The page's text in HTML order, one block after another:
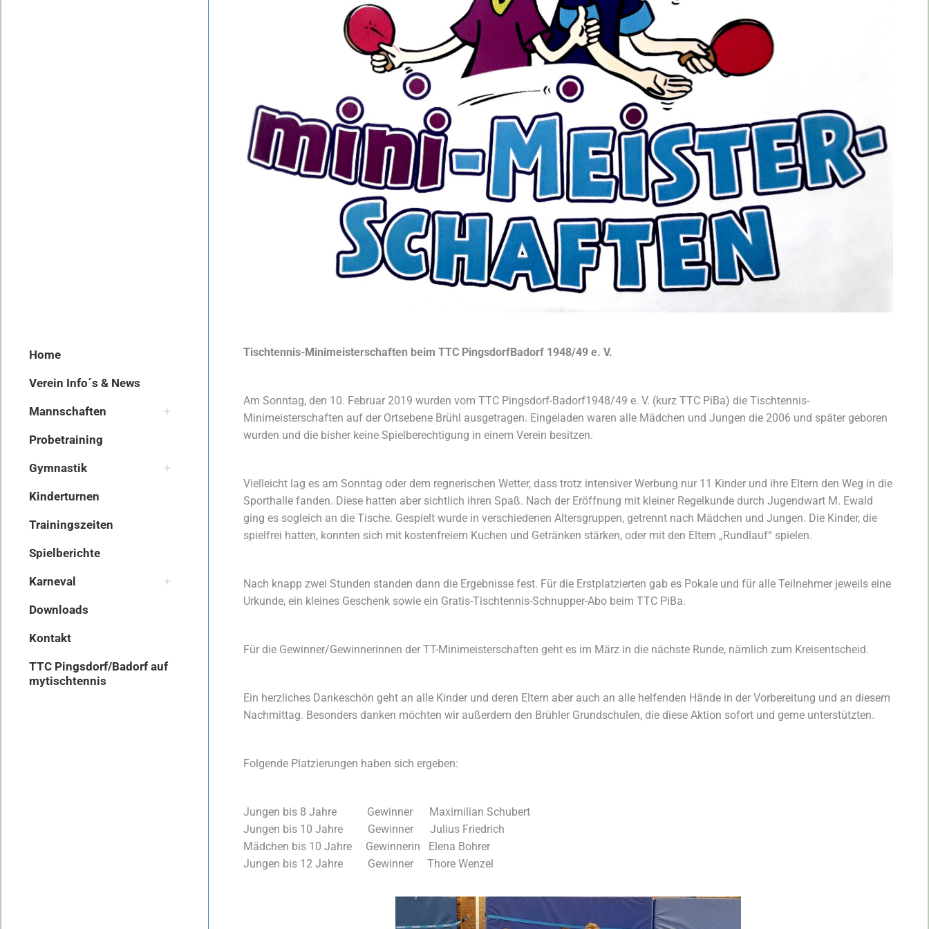
Home
Verein Info´s & News
Mannschaften
Probetraining
Gymnastik
Kinderturnen
Trainingszeiten
Spielberichte
Karneval
Downloads
Kontakt
TTC Pingsdorf/Badorf auf
mytischtennis
Tischtennis-Minimeisterschaften beim TTC PingsdorfBadorf 1948/49 e. V.
Am Sonntag, den 10. Februar 2019 wurden vom TTC Pingsdorf-Badorf1948/49 e. V. (kurz TTC PiBa) die Tischtennis-
Minimeisterschaften auf der Ortsebene Brühl ausgetragen. Eingeladen waren alle Mädchen und Jungen die 2006 und später geboren
wurden und die bisher keine Spielberechtigung in einem Verein besitzen.
Vielleicht lag es am Sonntag oder dem regnerischen Wetter, dass trotz intensiver Werbung nur 11 Kinder und ihre Eltern den Weg in die
Sporthalle fanden. Diese hatten aber sichtlich ihren Spaß. Nach der Eröffnung mit kleiner Regelkunde durch Jugendwart M. Ewald
ging es sogleich an die Tische. Gespielt wurde in verschiedenen Altersgruppen, getrennt nach Mädchen und Jungen. Die Kinder, die
spielfrei hatten, konnten sich mit kostenfreiem Kuchen und Getränken stärken, oder mit den Eltern „Rundlauf“ spielen.
Nach knapp zwei Stunden standen dann die Ergebnisse fest. Für die Erstplatzierten gab es Pokale und für alle Teilnehmer jeweils eine
Urkunde, ein kleines Geschenk sowie ein Gratis-Tischtennis-Schnupper-Abo beim TTC PiBa.
Für die Gewinner/Gewinnerinnen der TT-Minimeisterschaften geht es im März in die nächste Runde, nämlich zum Kreisentscheid.
Ein herzliches Dankeschön geht an alle Kinder und deren Eltern aber auch an alle helfenden Hände in der Vorbereitung und an diesem
Nachmittag. Besonders danken möchten wir außerdem den Brühler Grundschulen, die diese Aktion sofort und gerne unterstützten.
Folgende Platzierungen haben sich ergeben:
Jungen bis 8 Jahre Gewinner Maximilian Schubert
Jungen bis 10 Jahre Gewinner Julius Friedrich
Mädchen bis 10 Jahre Gewinnerin Elena Bohrer
Jungen bis 12 Jahre Gewinner Thore Wenzel